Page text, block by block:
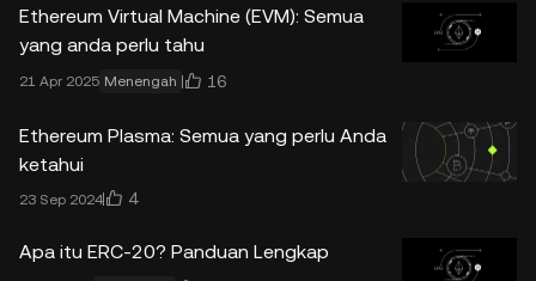
Ethereum Virtual Machine (EVM): Semua
yang anda perlu tahu
21 Apr 2025 Menengah 16
Ethereum Plasma: Semua yang perlu Anda
ketahui
23 Sep 2024 4
Apa itu ERC-20? Panduan Lengkap